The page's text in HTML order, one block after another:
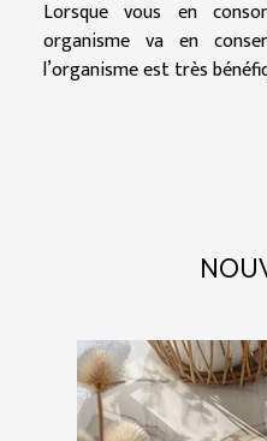
Lorsque vous en
organisme va en
l’organisme est très